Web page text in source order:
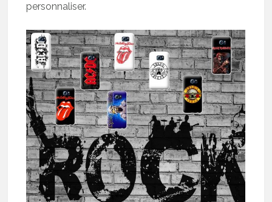
personnaliser.